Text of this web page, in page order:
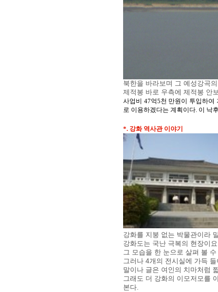
북한을 바라보며 그 예성강곡
제적봉 바로 우측에 제적봉 안
사업비 47억5천 만원이 투입하
로 이용하겠다는 계획이다. 이 낙
*. 강화 역사관 이야기
강화를 지붕 없는 박물관이라
강화도는 국난 극복의 현장이
그 모습을 한 눈으로 살펴 볼
그러나 4개의 전시실에 가득
말이나 글은 여인의 치마처럼
그래도 더 강화의 이모저모를
본다.